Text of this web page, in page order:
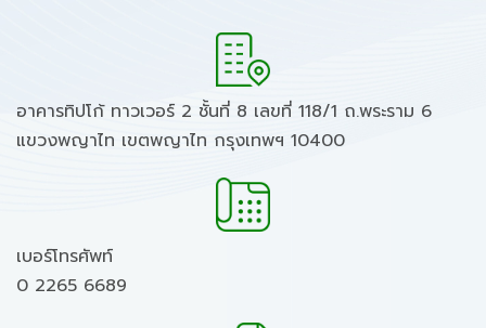
อาคารทิปโก้ ทาวเวอร์ 2 ชั้นที่ 8 เลขที่ 118/1 ถ.พระราม 6
แขวงพญาไท เขตพญาไท กรุงเทพฯ 10400
เบอร์โทรศัพท์
0 2265 6689